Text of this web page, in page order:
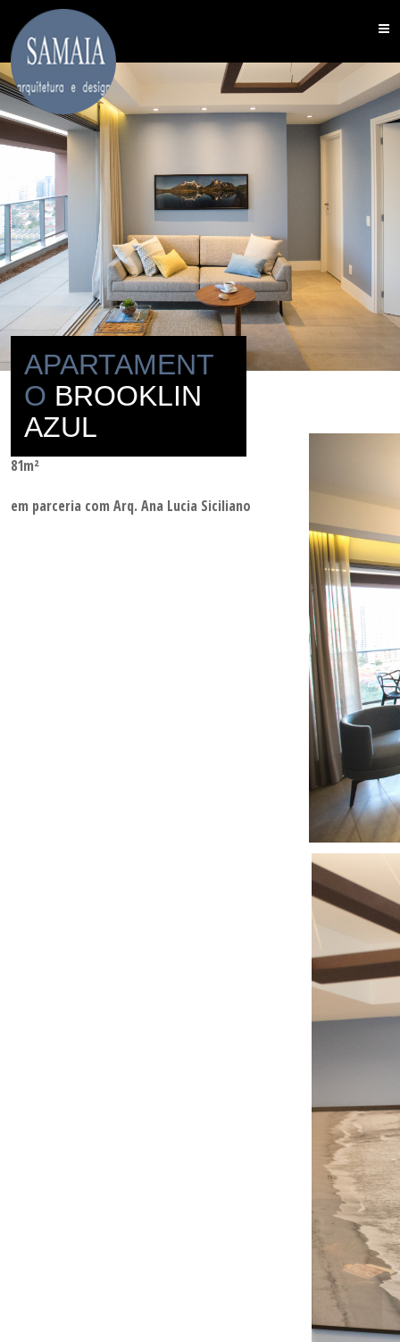
APARTAMENT
O BROOKLIN
AZUL
81m²
em parceria com Arq. Ana Lucia Siciliano